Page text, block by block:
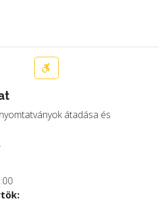
átadása és